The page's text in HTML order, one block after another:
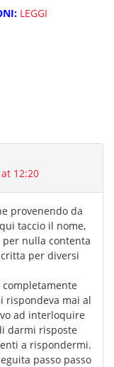
I: LEGGI
12:20
provenendo da
taccio il nome,
per nulla contenta
per diversi
rispondeva mai al
ad interloquire
darmi risposte
a rispondermi.
passo passo